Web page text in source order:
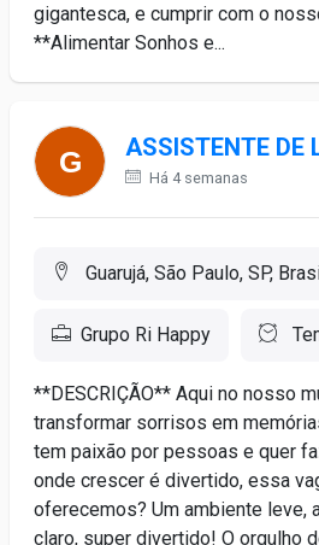
gigantesca, e cumprir com o
**Alimentar Sonhos e...
ASSISTENTE DE
Há 4 semanas
Guarujá, São Paulo, SP,
Grupo Ri Happy
**DESCRIÇÃO** Aqui no nosso
transformar sorrisos em
tem paixão por pessoas e quer
onde crescer é divertido, essa
oferecemos? Um ambiente leve,
claro, super divertido! O orgulho